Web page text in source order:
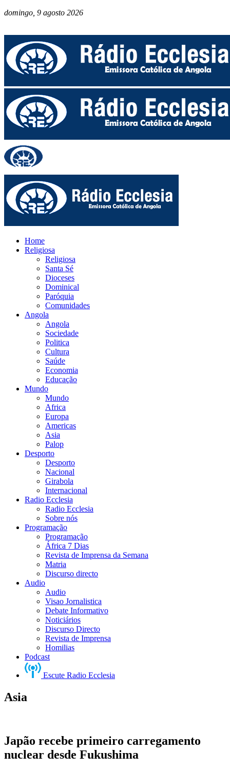
domingo, 9 agosto 2026
Home
Religiosa
Religiosa
Santa Sé
Dioceses
Dominical
Paróquia
Comunidades
Angola
Angola
Sociedade
Politica
Cultura
Saúde
Economia
Educação
Mundo
Mundo
Africa
Europa
Americas
Asia
Palop
Desporto
Desporto
Nacional
Girabola
Internacional
Radio Ecclesia
Radio Ecclesia
Sobre nós
Programação
Programação
África 7 Dias
Revista de Imprensa da Semana
Matria
Discurso directo
Audio
Audio
Visao Jornalistica
Debate Informativo
Noticiários
Discurso Directo
Revista de Imprensa
Homilias
Podcast
Escute Radio Ecclesia
Asia
Japão recebe primeiro carregamento
nuclear desde Fukushima